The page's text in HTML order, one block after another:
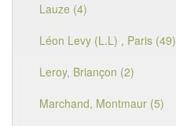
Lauze (4)
Léon Levy (L.L) , Paris (49)
Leroy, Briançon (2)
Marchand, Montmaur (5)